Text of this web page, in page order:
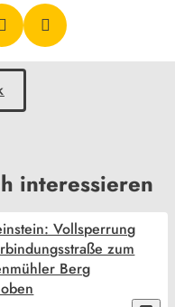
interessieren
Vollsperrung
zum
Berg